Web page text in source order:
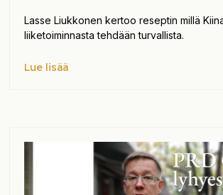
Lasse Liukkonen kertoo reseptin millä
liiketoiminnasta tehdään turvallista.
Lue lisää